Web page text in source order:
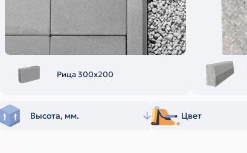
Рица 300х200
Высота, мм. Цвет